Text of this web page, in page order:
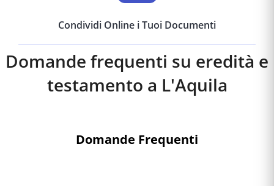
Condividi Online i Tuoi Documenti
Domande frequenti su eredità e
testamento a L'Aquila
Domande Frequenti